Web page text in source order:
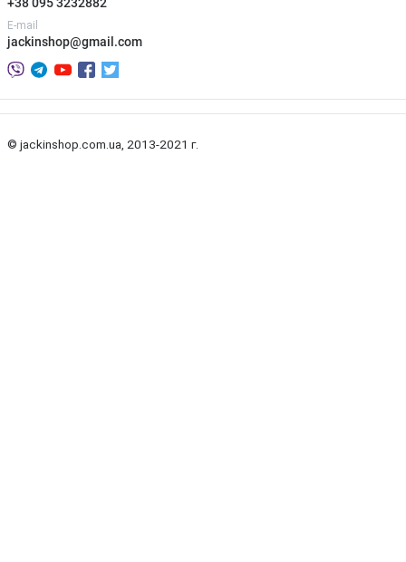
+38 095 3232882
E-mail
jackinshop@gmail.com
© jackinshop.com.ua, 2013-2021 г.